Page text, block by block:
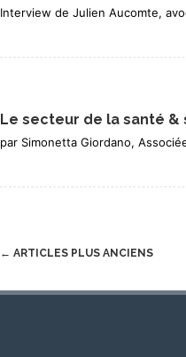
Interview de Julien Aucomte,
Le secteur de la santé
par Simonetta Giordano,
Post
← ARTICLES PLUS ANCIENS